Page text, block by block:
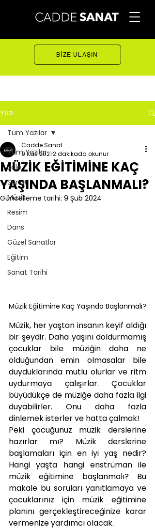
BİZE ULAŞIN
Yazı
Tüm Yazılar
Bale
Sanat
Müzik
Resim
Dans
Güzel Sanatlar
Eğitim
Sanat Tarihi
Tüm Yazılar
MÜZİK EĞİTİMİNE KAÇ
YAŞINDA BAŞLANMALI?
Cadde Sanat
9 Kas 20212 dakikada okunur
Güncelleme tarihi: 9 Şub 2024
Müzik Eğitimine Kaç Yaşında Başlanmalı?
Müzik, her yaştan insanın keyif aldığı
bir şeydir. Daha yaşını doldurmamış
çocuklar bile müziğin daha ne
olduğundan emin olmasalar bile
duyduklarında mutlu olurlar ve ritm
uydurmaya çalışırlar. Çocuklar
büyüdükçe de müziğe daha fazla ilgi
duyabilirler. Onu daha fazla
dinlemek isterler ve hatta çalmak!
Peki çocuğunuz müzik derslerine
hazırlar mı? Müzik derslerine
başlamaları için en iyi yaş nedir?
Hangi yaşta hangi enstrüman ile
müzik eğitimine başlanmalı? Bu
makale bu soruları yanıtlamaya ve
çocuklarınız için müzik eğitimine
planını gerçekleştireceğinize karar
vermenize yardımcı olacak.